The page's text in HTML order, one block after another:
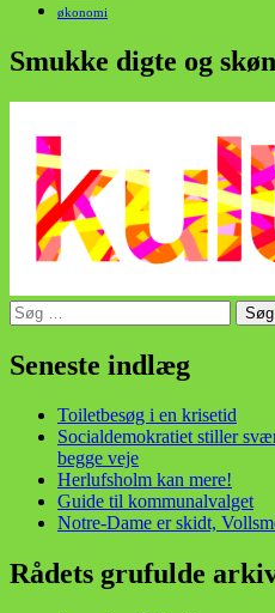
økonomi
Smukke digte og
Søg
efter:
Seneste indlæg
Toiletbesøg i en krisetid
Socialdemokratiet stiller
begge veje
Herlufsholm kan mere!
Guide til kommunalvalget
Notre-Dame er skidt,
Rådets grufulde